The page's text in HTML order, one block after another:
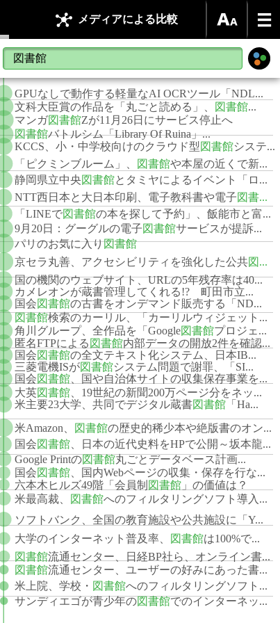
メディアによる比較
サンディエゴが青少年の図書館でのインターネッ...
米上院、学校・ 図書館へのフィルタリングソフト...
図書館流通センター、ユーザーの好みにあった書...
図書館流通センター、日経BP社ら、オンライン書...
大学のインターネット普及率、 図書館は100%で...
ソフトバンク、全国の教育施設や公共施設に「Y...
米最高裁、 図書館へのフィルタリングソフト導入...
六本木ヒルズ49階「会員制 図書館」の価値は？
国会図書館、国内Webページの収集・保存を行な...
Google Printの図書館丸ごとデータベース計画...
国会図書館、日本の近代史料をHPで公開～坂本龍...
米Amazon、 図書館の歴史的稀少本や絶版書のオン...
米主要23大学、共同でデジタル蔵書図書館「Ha...
大英図書館、19世紀の新聞200万ページ分をネッ...
国会図書館、国や自治体サイトの収集保存事業を...
三菱電機ISが図書館システム問題で謝罪、「SI...
国会図書館の全文テキスト化システム、日本IB...
匿名FTPによる 図書館内部データの開放2件を確認...
角川グループ、全作品を「Google図書館プロジェ...
図書館検索のカーリル、「カーリルウィジェット...
国会図書館の古書をオンデマンド販売する「ND...
カメレオンが蔵書管理してくれる!? 町田市立...
国の機関のウェブサイト、URLの5年残存率は40...
京セラ丸善、アクセシビリティを強化した公共図...
パリのお気に入り図書館
9月20日：グーグルの電子図書館サービスが提訴...
「LINEで図書館の本を探して予約」、飯能市と富...
NTT西日本と大日本印刷、電子教科書や電子図書...
静岡県立中央図書館とタミヤによるイベント「ロ...
「ピクミンブルーム」、 図書館や本屋の近くで新...
KCCS、小・中学校向けのクラウド型図書館システ...
図書館バトルシム「Library Of Ruina」...
マンガ図書館Zが11月26日にサービス停止へ
文科大臣賞の作品を「丸ごと読める」、 図書館...
GPUなしで動作する軽量なAI OCRツール「NDL...